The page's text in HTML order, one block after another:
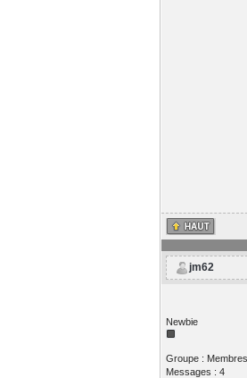
jm62
Newbie
Groupe : Membres
Messages : 4